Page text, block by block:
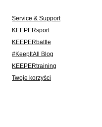
Service & Support
KEEPERsport
KEEPERbattle
#KeepItAll Blog
KEEPERtraining
Twoje korzyści